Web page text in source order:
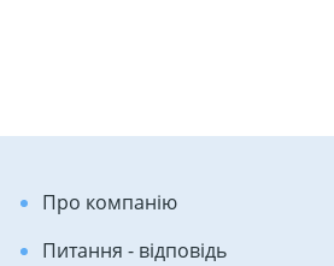
Про компанію
Питання - відповідь